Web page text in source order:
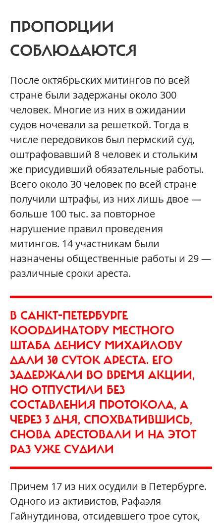
ПРОПОРЦИИ
СОБЛЮДАЮТСЯ
После октябрьских митингов по всей
стране были задержаны около 300
человек. Многие из них в ожидании
судов ночевали за решеткой. Тогда в
числе передовиков был пермский суд,
оштрафовавший 8 человек и стольким
же присудивший обязательные работы.
Всего около 30 человек по всей стране
получили штрафы, из них лишь двое —
больше 100 тыс. за повторное
нарушение правил проведения
митингов. 14 участникам были
назначены общественные работы и 29 —
различные сроки ареста.
В САНКТ-ПЕТЕРБУРГЕ
КООРДИНАТОРУ МЕСТНОГО
ШТАБА ДЕНИСУ МИХАЙЛОВУ
ДАЛИ 30 СУТОК АРЕСТА. ЕГО
ЗАДЕРЖАЛИ ВО ВРЕМЯ АКЦИИ,
НО ОТПУСТИЛИ БЕЗ
СОСТАВЛЕНИЯ ПРОТОКОЛА, А
ЧЕРЕЗ 3 ДНЯ, СПОХВАТИВШИСЬ,
СНОВА АРЕСТОВАЛИ И НА ЭТОТ
РАЗ УЖЕ СУДИЛИ
Причем 17 из них осудили в Петербурге.
Одного из активистов, Рафаэля
Гайнутдинова, отсидевшего трое суток,